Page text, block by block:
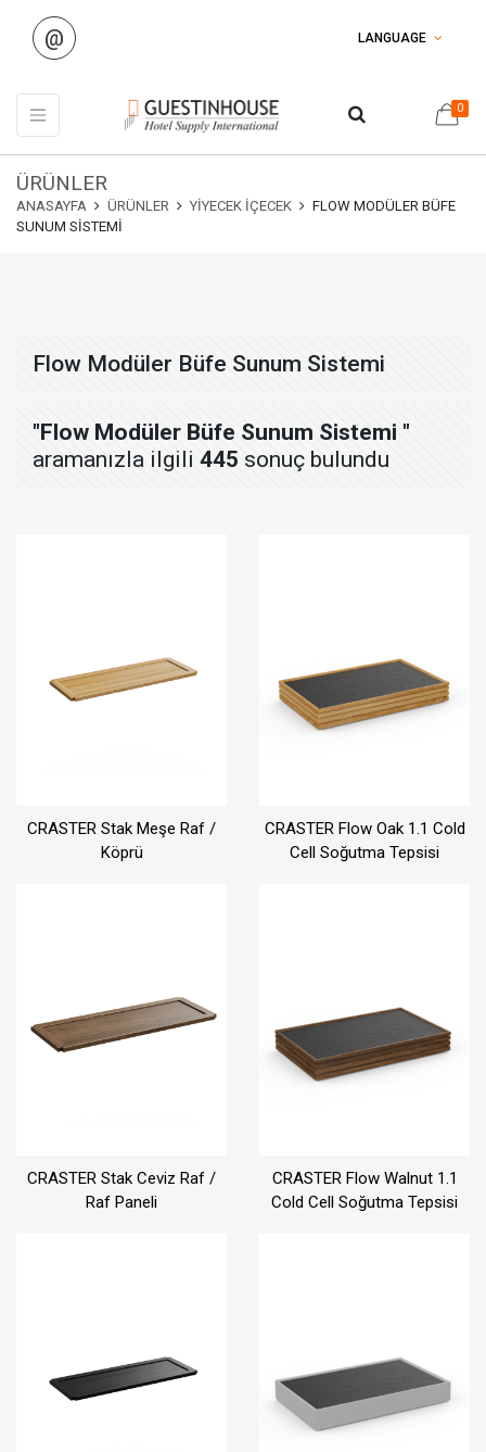
@ LANGUAGE
0
ÜRÜNLER
ANASAYFA ÜRÜNLER YIYECEK İÇECEK
FLOW MODÜLER BÜFE
SUNUM SISTEMI
Flow Modüler Büfe Sunum Sistemi
"Flow Modüler Büfe Sunum Sistemi "
aramanızla ilgili 445 sonuç bulundu
CRASTER Stak Meşe Raf /
Köprü
CRASTER Flow Oak 1.1 Cold
Cell Soğutma Tepsisi
CRASTER Stak Ceviz Raf /
Raf Paneli
CRASTER Flow Walnut 1.1
Cold Cell Soğutma Tepsisi